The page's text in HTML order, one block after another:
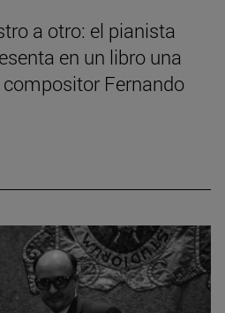
a otro: el pianista
en un libro una
Fernando